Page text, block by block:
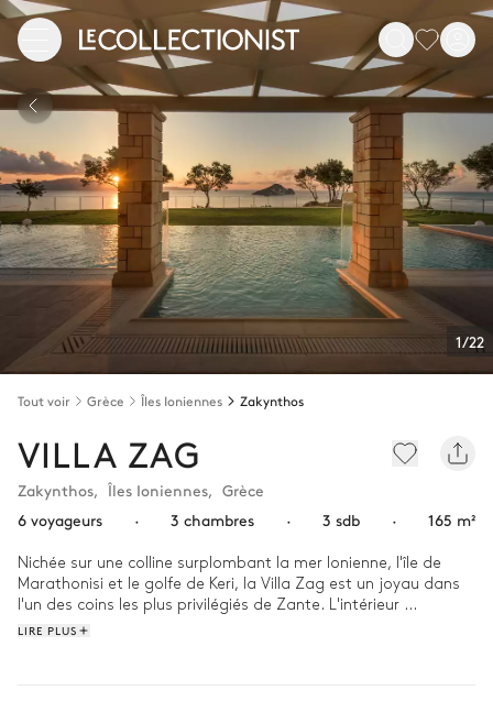
1/22
Tout voir Grèce Îles Ioniennes Zakynthos
VILLA ZAG
Zakynthos, Îles Ioniennes, Grèce
6 voyageurs
· 3 chambres · 3 sdb · 165 m²
Nichée sur une colline surplombant la mer Ionienne, l'île de
Marathonisi et le golfe de Keri, la Villa Zag est un joyau dans
l'un des coins les plus privilégiés de Zante. L'intérieur
minimaliste et contemporain, tout en tons neutres et en
LIRE PLUS